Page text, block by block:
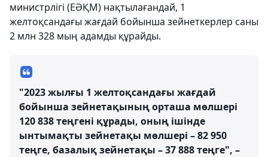
министрлігі (ЕӘҚМ) нақтылағандай, 1
желтоқсандағы жағдай бойынша зейнеткерлер саны
2 млн 328 мың адамды құрайды.
"2023 жылғы 1 желтоқсандағы жағдай
бойынша зейнетақының орташа мөлшері
120 838 теңгені құрады, оның ішінде
ынтымақты зейнетақы мөлшері – 82 950
теңге, базалық зейнетақы – 37 888 теңге", –